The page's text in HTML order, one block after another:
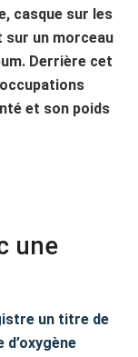
casque sur les
sur un morceau
Derrière cet
et son poids
une
un titre de